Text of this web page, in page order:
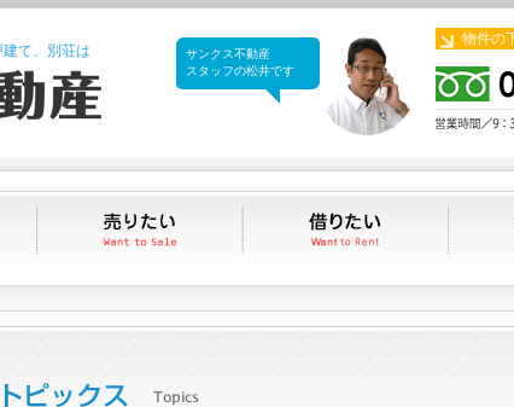
て、別荘は
サンクス不動産
サンクス不動産
スタッフの松井です
物件の
買いたい 売りたい 借りたい